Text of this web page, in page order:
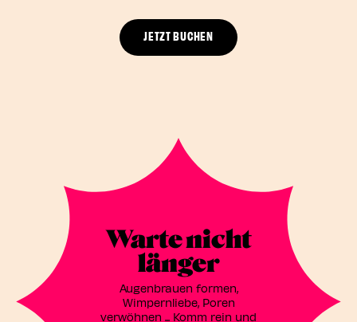
JETZT BUCHEN
Warte nicht
länger
Augenbrauen formen,
Wimpernliebe, Poren
verwöhnen ... Komm rein und